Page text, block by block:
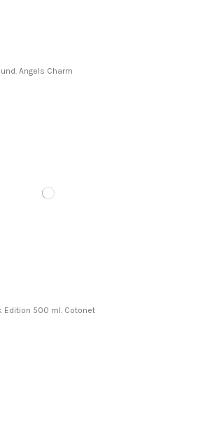
Angels Charm
Edition 500 ml. Cotonet